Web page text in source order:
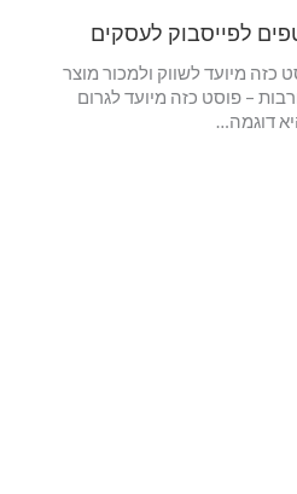
לפייסבוק לעסקים
כזה מיועד לשווק ולמכור מוצר
– פוסט כזה מיועד לגרום
דוגמה…